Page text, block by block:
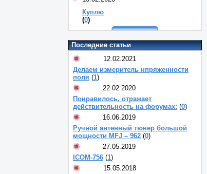
Куплю
(0)
Последние статьи
12.02.2021
Делаем измеритель нпряженности
поля (1)
22.02.2020
Понравилось, отражает
действительность на форумах: (0)
16.06.2019
Ручной антенный тюнер большой
мощности MFJ – 962 (0)
27.05.2019
ICOM-756 (1)
15.05.2018